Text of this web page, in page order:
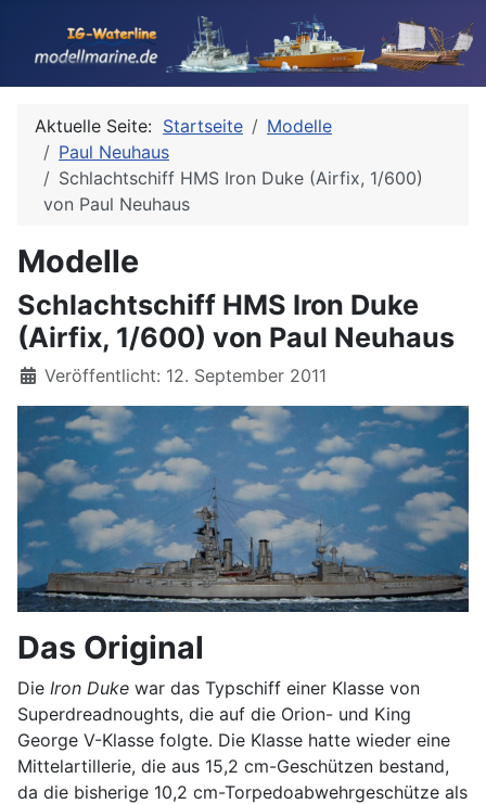
Aktuelle Seite: Startseite
Modelle
Paul Neuhaus
Schlachtschiff HMS Iron Duke (Airfix, 1/600)
von Paul Neuhaus
Modelle
Schlachtschiff HMS Iron Duke
(Airfix, 1/600) von Paul Neuhaus
Details
Veröffentlicht: 12. September 2011
Das Original
Die Iron Duke war das Typschiff einer Klasse von
Superdreadnoughts, die auf die Orion- und King
George V-Klasse folgte. Die Klasse hatte wieder eine
Mittelartillerie, die aus 15,2 cm-Geschützen bestand,
da die bisherige 10,2 cm-Torpedoabwehrgeschütze als